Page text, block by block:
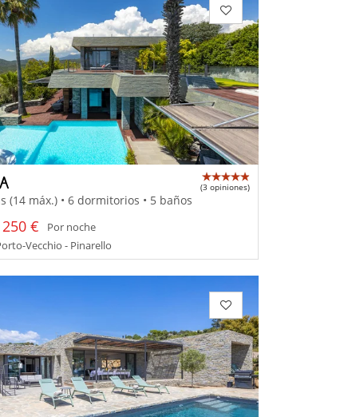
(3 opiniones)
(14 máx.) • 6 dormitorios • 5 baños
€
Por noche
Vecchio - Pinarello